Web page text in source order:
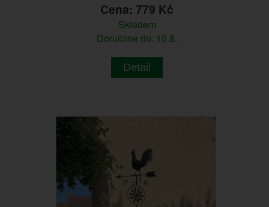
Cena: 779 Kč
Skladem
Doručíme do: 10.8.
Detail